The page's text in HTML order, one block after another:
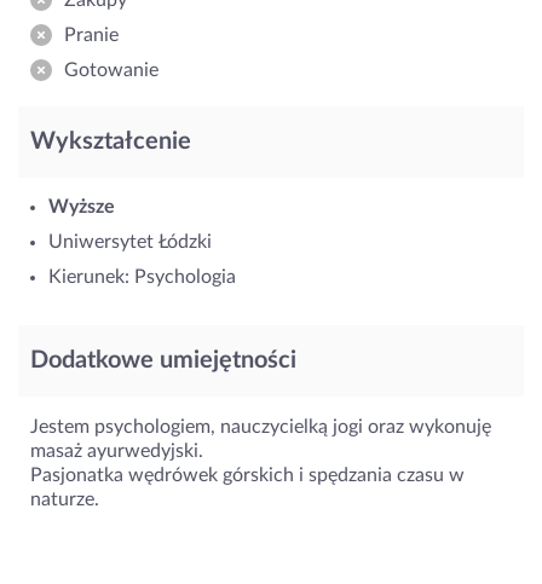
Pranie
Gotowanie
Wykształcenie
Wyższe
Uniwersytet Łódzki
Kierunek: Psychologia
Dodatkowe umiejętności
Jestem psychologiem, nauczycielką jogi oraz wykonuję
masaż ayurwedyjski.
Pasjonatka wędrówek górskich i spędzania czasu w
naturze.